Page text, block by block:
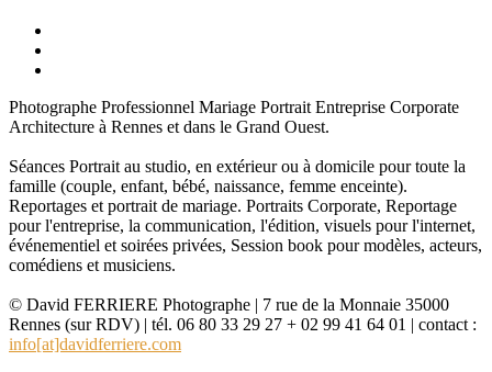
Photographe Professionnel Mariage Portrait Entreprise Corporate
Architecture à Rennes et dans le Grand Ouest.
Séances Portrait au studio, en extérieur ou à domicile pour toute la
famille (couple, enfant, bébé, naissance, femme enceinte).
Reportages et portrait de mariage. Portraits Corporate, Reportage
pour l'entreprise, la communication, l'édition, visuels pour l'internet,
événementiel et soirées privées, Session book pour modèles, acteurs,
comédiens et musiciens.
© David FERRIERE Photographe | 7 rue de la Monnaie 35000
Rennes (sur RDV) | tél. 06 80 33 29 27 + 02 99 41 64 01 | contact :
info[at]davidferriere.com